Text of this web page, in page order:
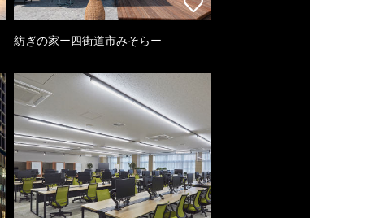
紡ぎの家ー四街道市みそらー